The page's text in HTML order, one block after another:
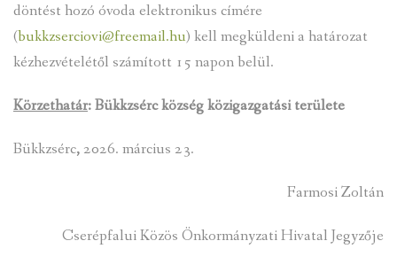
döntést hozó óvoda elektronikus címére
(bukkzserciovi@freemail.hu) kell megküldeni a határozat
kézhezvételétől számított 15 napon belül.
Körzethatár: Bükkzsérc község közigazgatási területe
Bükkzsérc, 2026. március 23.
Farmosi Zoltán
Cserépfalui Közös Önkormányzati Hivatal Jegyzője